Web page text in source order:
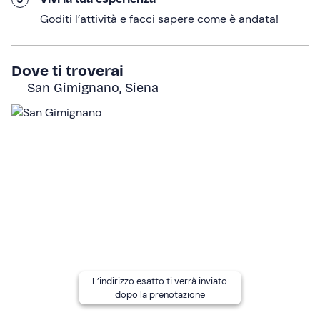
Ad accompagnare i vini un menu tutto toscano: unricco
tagliere con salumi e formaggi locali e bruschette
unprimo piatto caldopreparato dalla cucina e, per
concludere in dolcezza, un
calice e una forchettata, scoprirai l’anima più vera della
Un’esperienza autentica e conviviale, della durata di
primo piatto di pasta e acqua al costo di 10€
Goditi l’attività e facci sapere come è andata!
Dove ti troverai
San Gimignano, Siena
L’indirizzo esatto ti verrà inviato
dopo la prenotazione